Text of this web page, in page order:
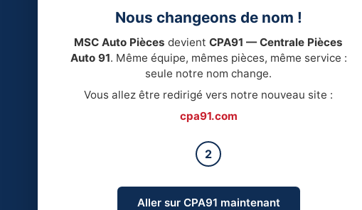
Nous changeons de nom !
MSC Auto Pièces devient CPA91 — Centrale Pièces
Auto 91. Même équipe, mêmes pièces, même service :
seule notre nom change.
Vous allez être redirigé vers notre nouveau site :
cpa91.com
2
Aller sur CPA91 maintenant